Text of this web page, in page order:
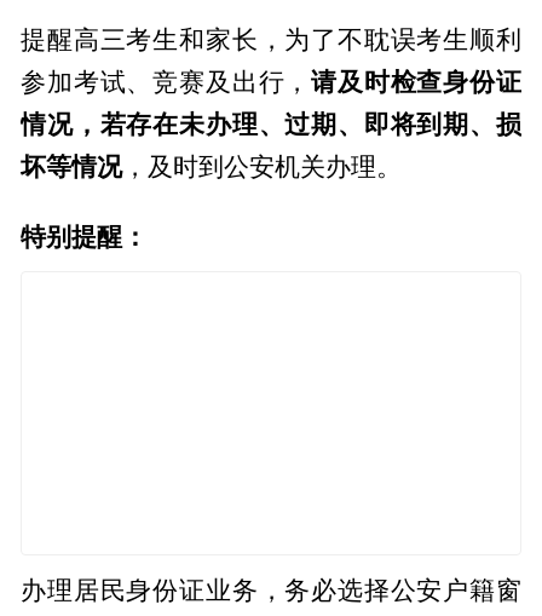
提醒高三考生和家长，为了不耽误考生顺利
参加考试、竞赛及出行，请及时检查身份证
情况，若存在未办理、过期、即将到期、损
坏等情况，及时到公安机关办理。
特别提醒：
办理居民身份证业务，务必选择公安户籍窗